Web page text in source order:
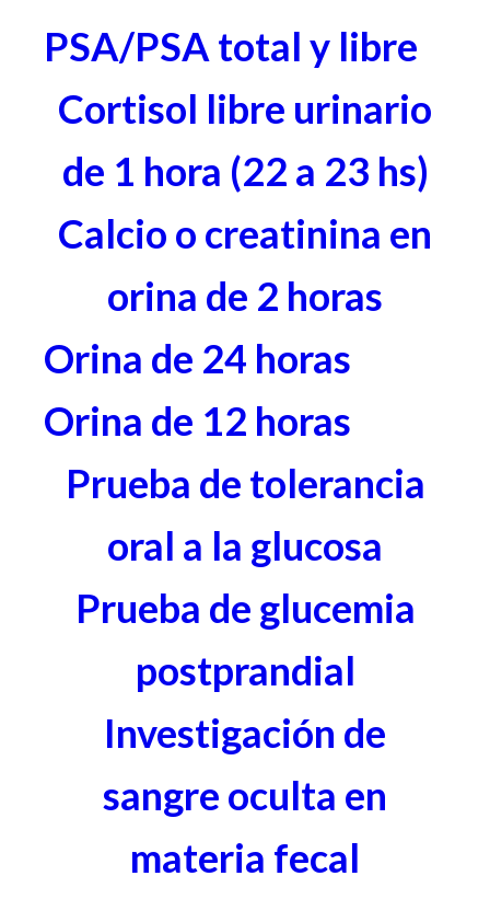
PSA/PSA total y libre
Cortisol libre urinario
de 1 hora (22 a 23 hs)
Calcio o creatinina en
orina de 2 horas
Orina de 24 horas
Orina de 12 horas
Prueba de tolerancia
oral a la glucosa
Prueba de glucemia
postprandial
Investigación de
sangre oculta en
materia fecal